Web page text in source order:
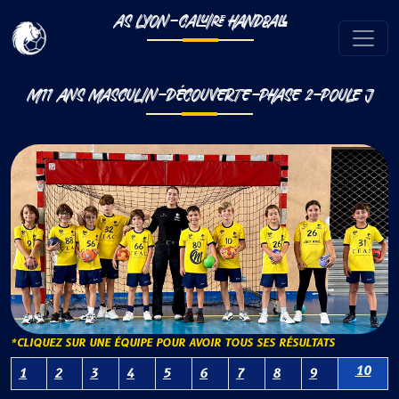
AS LYON-CALUIRE HANDBALL
M11 ANS MASCULIN-DÉCOUVERTE-PHASE 2-POULE J
*CLIQUEZ SUR UNE ÉQUIPE POUR AVOIR TOUS SES RÉSULTATS
1 2 3 4 5 6 7 8 9 10